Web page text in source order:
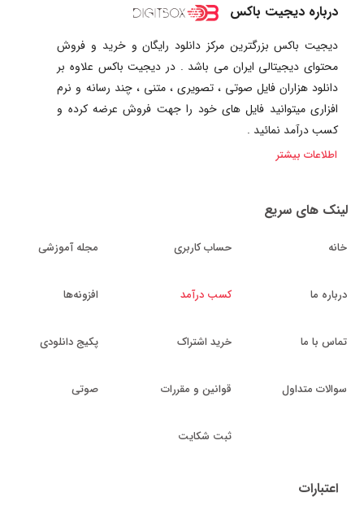
درباره دیجیت باکس
دیجیت باکس بزرگترین مرکز دانلود رایگان و خرید و فروش
محتوای دیجیتالی ایران می باشد . در دیجیت باکس علاوه بر
دانلود هزاران فایل صوتی ، تصویری ، متنی ، چند رسانه و نرم
افزاری میتوانید فایل های خود را جهت فروش عرضه کرده و
کسب درآمد نمائید .
اطلاعات بیشتر
لینک های سریع
خانه
درباره ما
تماس با ما
سوالات متداول
حساب کاربری
کسب درآمد
خرید اشتراک
قوانین و مقررات
ثبت شکایت
مجله آموزشی
افزونه‌ها
پکیج دانلودی
صوتی
اعتبارات